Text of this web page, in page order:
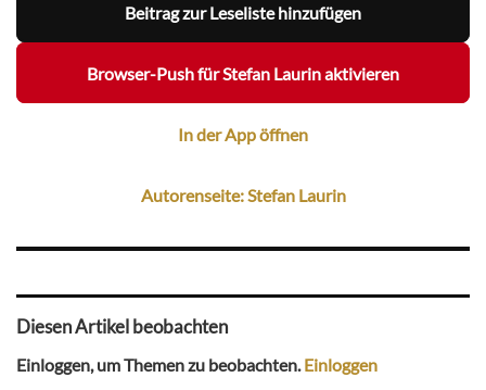
Beitrag zur Leseliste hinzufügen
Browser-Push für Stefan Laurin aktivieren
In der App öffnen
Autorenseite: Stefan Laurin
Diesen Artikel beobachten
Einloggen, um Themen zu beobachten.Einloggen